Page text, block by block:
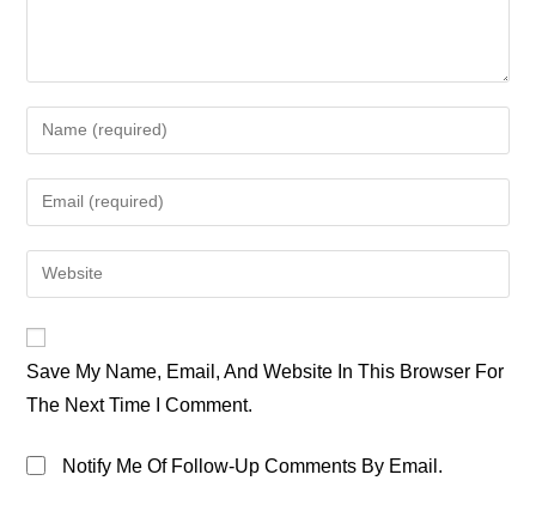
Enter
Your
Name
Or
To
Comment
Enter
Your
Email
Address
Enter
Your
URL
(optional)
Save My Name, Email, And Website In This Browser For
The Next Time I Comment.
Notify Me Of Follow-Up Comments By Email.